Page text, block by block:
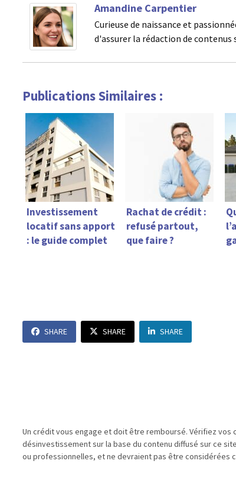
Amandine Carpentier
Curieuse de naissance et
d'assurer la rédaction de contenus
Publications Similaires :
Investissement
locatif sans apport
: le guide complet
Rachat de crédit :
refusé partout,
que faire ?
SHARE SHARE SHARE
Un crédit vous engage et doit être remboursé. Vérifiez
désinvestissement sur la base du contenu diffusé sur ce
ou professionnelles, et ne devraient pas être considérées